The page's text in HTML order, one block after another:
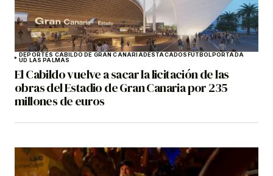
DEPORTES CABILDO DE GRAN CANARIADESTACADOSFÚTBOLPORTADA
UD LAS PALMAS
El Cabildo vuelve a sacar la licitación de las
obras del Estadio de Gran Canaria por 235
millones de euros